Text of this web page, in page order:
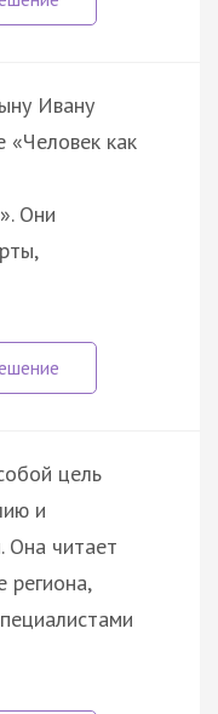
Ивану
«Человек как
Они
цель
и
Она читает
региона,